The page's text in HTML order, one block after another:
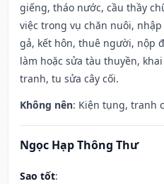
giếng, tháo nước, cầu thầy
việc trong vụ chăn nuôi,
gả, kết hôn, thuê người, nộp
làm hoặc sửa tàu thuyền,
tranh, tu sửa cây cối.
Không nên: Kiện tụng, tranh
Ngọc Hạp Thông Thư
Sao tốt: